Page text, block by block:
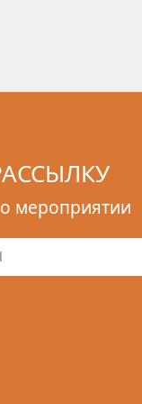
мероприятии